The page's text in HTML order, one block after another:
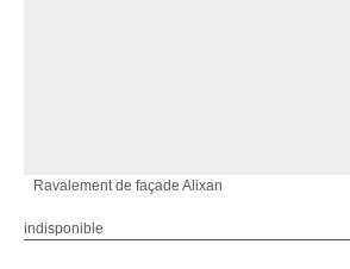
Ravalement de façade Alixan
indisponible